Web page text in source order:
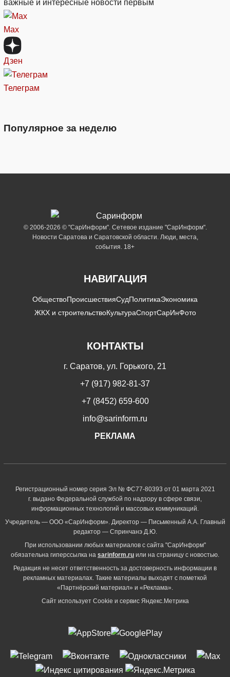
важные и интересные новости первым
Max
Дзен
Телеграм
Популярное за неделю
© 2006-2026 © "СарИнформ". Сетевое издание "СарИнформ".
Новости Саратова и Саратовской области. Люди, места,
события. 18+
НАВИГАЦИЯ
ОбществоПроисшествияСудПолитикаЭкономика
ЖКХ и строительствоКультураСпортСарИнФото
КОНТАКТЫ
г. Саратов, ул. Горького, 21
+7 (917) 982-81-37
+7 (8452) 659-600
info@sarinform.ru
РЕКЛАМА
Регистрационный номер серия Эл № ФС77-80393 от 01 марта 2021
г. выдано Федеральной службой по надзору в сфере связи,
информационных технологий и массовых коммуникаций.
Учредитель — ООО «СарИнформ». Директор — Письменный А.А. Главный
редактор — Спринчанэ Д.Ю.
При использовании любых материалов с сайта "СарИнформ"
обязательна гиперссылка на sarinform.ru или на страницу с новостью.
Редакция не несет ответственность за достоверность информации в
рекламных материалах. Такие материалы выходят с пометкой
«Партнёрский материал» и «Реклама».
Сайт использует Cookie и сервиc Яндекс.Метрика